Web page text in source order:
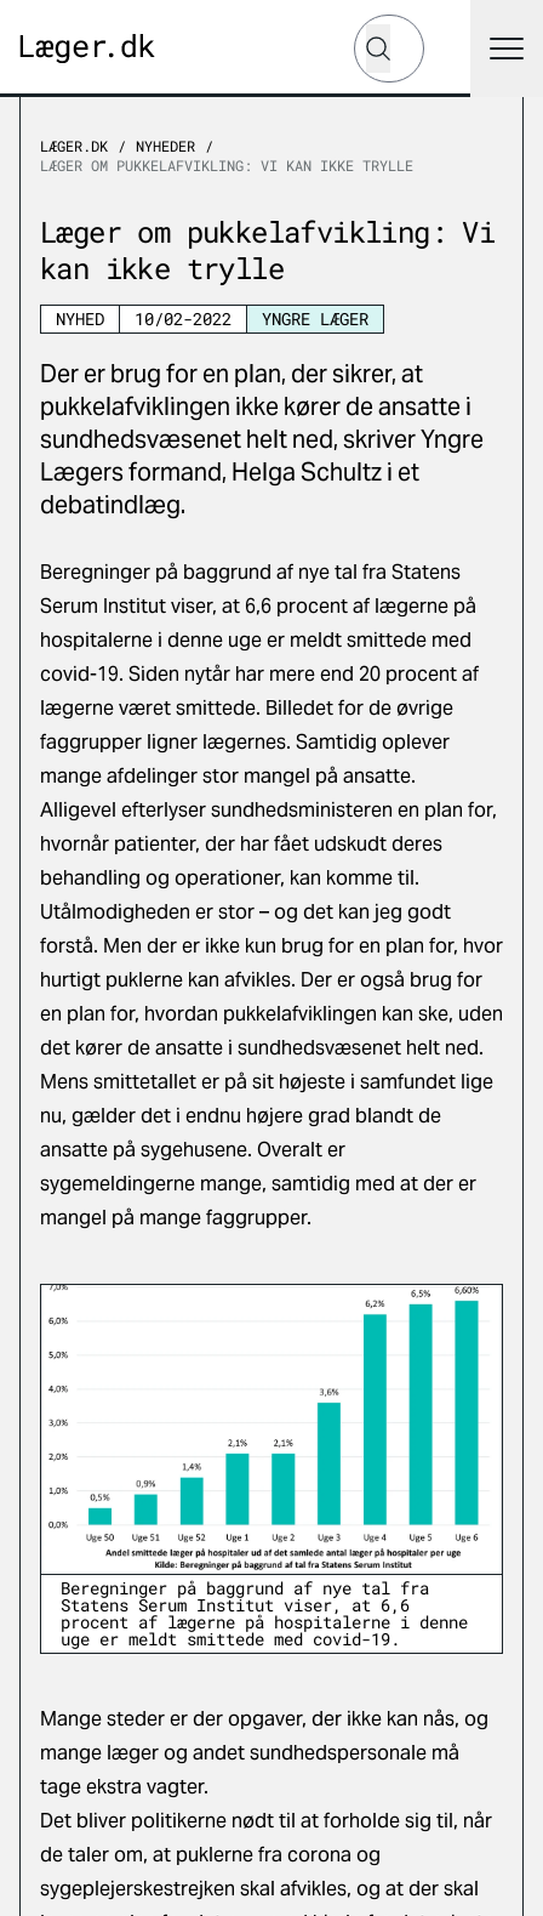
Hvad leder du efter?
Søg
LÆGER.DK
NYHEDER
LÆGER OM PUKKELAFVIKLING: VI KAN IKKE TRYLLE
Læger om pukkelafvikling: Vi
kan ikke trylle
NYHED 10/02-2022 YNGRE LÆGER
Der er brug for en plan, der sikrer, at
pukkelafviklingen ikke kører de ansatte i
sundhedsvæsenet helt ned, skriver Yngre
Lægers formand, Helga Schultz i et
debatindlæg.
Beregninger på baggrund af nye tal fra Statens
Serum Institut viser, at 6,6 procent af lægerne på
hospitalerne i denne uge er meldt smittede med
covid-19. Siden nytår har mere end 20 procent af
lægerne været smittede. Billedet for de øvrige
faggrupper ligner lægernes. Samtidig oplever
mange afdelinger stor mangel på ansatte.
Alligevel efterlyser sundhedsministeren en plan for,
hvornår patienter, der har fået udskudt deres
behandling og operationer, kan komme til.
Utålmodigheden er stor – og det kan jeg godt
forstå. Men der er ikke kun brug for en plan for, hvor
hurtigt puklerne kan afvikles. Der er også brug for
en plan for, hvordan pukkelafviklingen kan ske, uden
det kører de ansatte i sundhedsvæsenet helt ned.
Mens smittetallet er på sit højeste i samfundet lige
nu, gælder det i endnu højere grad blandt de
ansatte på sygehusene. Overalt er
sygemeldingerne mange, samtidig med at der er
mangel på mange faggrupper.
Beregninger på baggrund af nye tal fra
Statens Serum Institut viser, at 6,6
procent af lægerne på hospitalerne i denne
uge er meldt smittede med covid-19.
Mange steder er der opgaver, der ikke kan nås, og
mange læger og andet sundhedspersonale må
tage ekstra vagter.
Det bliver politikerne nødt til at forholde sig til, når
de taler om, at puklerne fra corona og
sygeplejerskestrejken skal afvikles, og at der skal